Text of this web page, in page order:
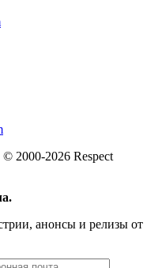
© 2000-2026 Respect
анонсы и релизы от